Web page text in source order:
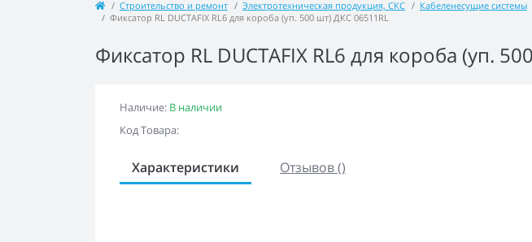
Строительство и ремонт Электротехническая продукция, СКС Кабеленесущие системы
Фиксатор RL DUCTAFIX RL6 для короба (уп. 500 шт) ДКС 06511RL
Фиксатор RL DUCTAFIX RL6 для короба (уп.
Наличие: В наличии
Код Товара:
Характеристики Отзывов ()